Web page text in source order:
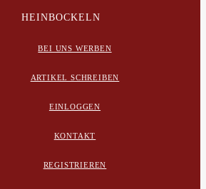
HEINBOCKELN
BEI UNS WERBEN
ARTIKEL SCHREIBEN
EINLOGGEN
KONTAKT
REGISTRIEREN